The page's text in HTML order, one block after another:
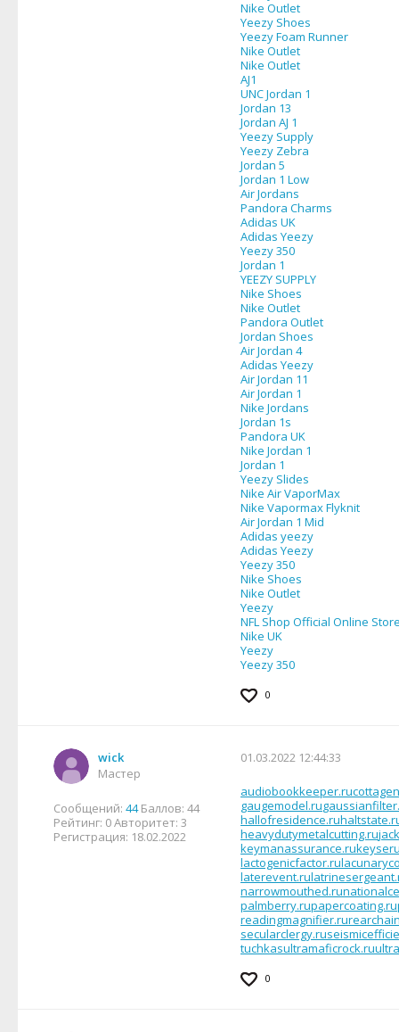
Nike Outlet
Yeezy Shoes
Yeezy Foam Runner
Nike Outlet
Nike Outlet
AJ1
UNC Jordan 1
Jordan 13
Jordan AJ 1
Yeezy Supply
Yeezy Zebra
Jordan 5
Jordan 1 Low
Air Jordans
Pandora Charms
Adidas UK
Adidas Yeezy
Yeezy 350
Jordan 1
YEEZY SUPPLY
Nike Shoes
Nike Outlet
Pandora Outlet
Jordan Shoes
Air Jordan 4
Adidas Yeezy
Air Jordan 11
Air Jordan 1
Nike Jordans
Jordan 1s
Pandora UK
Nike Jordan 1
Jordan 1
Yeezy Slides
Nike Air VaporMax
Nike Vapormax Flyknit
Air Jordan 1 Mid
Adidas yeezy
Adidas Yeezy
Yeezy 350
Nike Shoes
Nike Outlet
Yeezy
NFL Shop Official Online
Nike UK
Yeezy
Yeezy 350
0
wick
Мастер
Сообщений: 44 Баллов: 44
Рейтинг: 0Авторитет: 3
Регистрация: 18.02.2022
01.03.2022 12:44:33
audiobookkeeper.ru
gaugemodel.ru
hallofresidence.ru
heavydutymetalcutting.ru
keymanassurance.ru
lactogenicfactor.ru
laterevent.ru
narrowmouthed.ru
palmberry.rupapercoating.ru
readingmagnifier.ru
secularclergy.ru
tuchkasultramaficrock.ru
0